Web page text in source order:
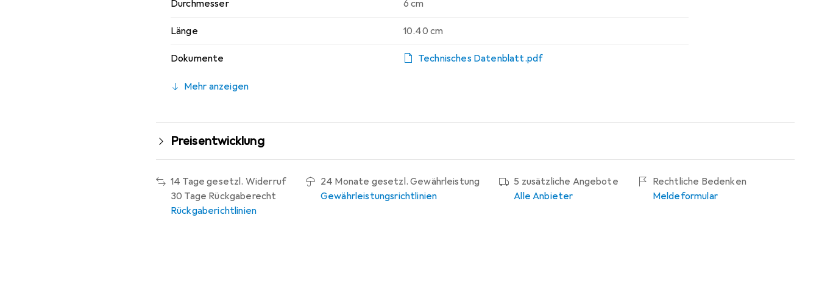
Durchmesser 6 cm
Länge 10.40 cm
Dokumente Technisches Datenblatt.pdf
Mehr anzeigen
Preisentwicklung
14 Tage gesetzl. Widerruf
30 Tage Rückgaberecht
Rückgaberichtlinien
24 Monate gesetzl. Gewährleistung
Gewährleistungsrichtlinien
5 zusätzliche Angebote
Alle Anbieter
Rechtliche Bedenken
Meldeformular